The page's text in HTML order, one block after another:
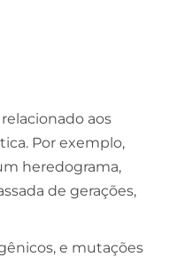
aos
Por exemplo,
heredograma,
de gerações,
e mutações